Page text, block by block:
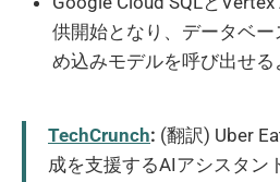
供開始となり、データベ
め込みモデルを呼び出せる
TechCrunch: (翻訳) Uber
成を支援するAIアシスタン